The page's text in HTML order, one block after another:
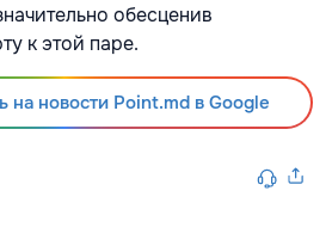
обесценив
к этой паре.
на новости Point.md в Google